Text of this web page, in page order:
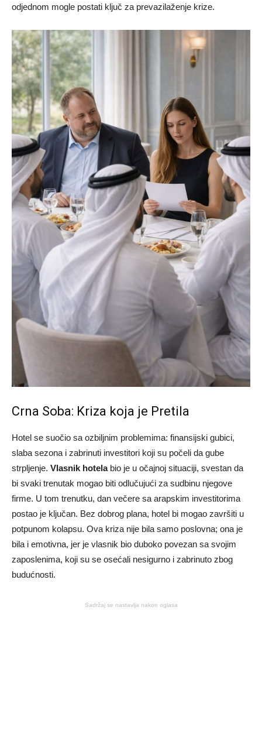
odjednom mogle postati ključ za prevazilaženje krize.
Crna Soba: Kriza koja je Pretila
Hotel se suočio sa ozbiljnim problemima: finansijski gubici,
slaba sezona i zabrinuti investitori koji su počeli da gube
strpljenje. Vlasnik hotelabio je u očajnoj situaciji, svestan da
bi svaki trenutak mogao biti odlučujući za sudbinu njegove
firme. U tom trenutku, dan večere sa arapskim investitorima
postao je ključan. Bez dobrog plana, hotel bi mogao završiti u
potpunom kolapsu. Ova kriza nije bila samo poslovna; ona je
bila i emotivna, jer je vlasnik bio duboko povezan sa svojim
zaposlenima, koji su se osećali nesigurno i zabrinuto zbog
budućnosti.
Sadržaj se nastavlja nakon oglasa